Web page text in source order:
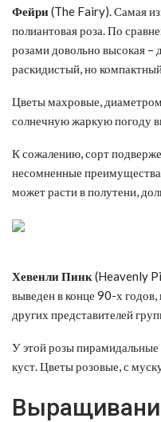
Фейри(The Fairy). Самая
полиантовая роза. По
розами довольно высокая
раскидистый, но
Цветы махровые,
солнечную жаркую погоду
К сожалению, сорт
несомненные
может расти в полутени,
ХевенлиПинк (Heavenly
выведен в конце 90-х
других представителей
У этой розы
куст. Цветы розовые, с